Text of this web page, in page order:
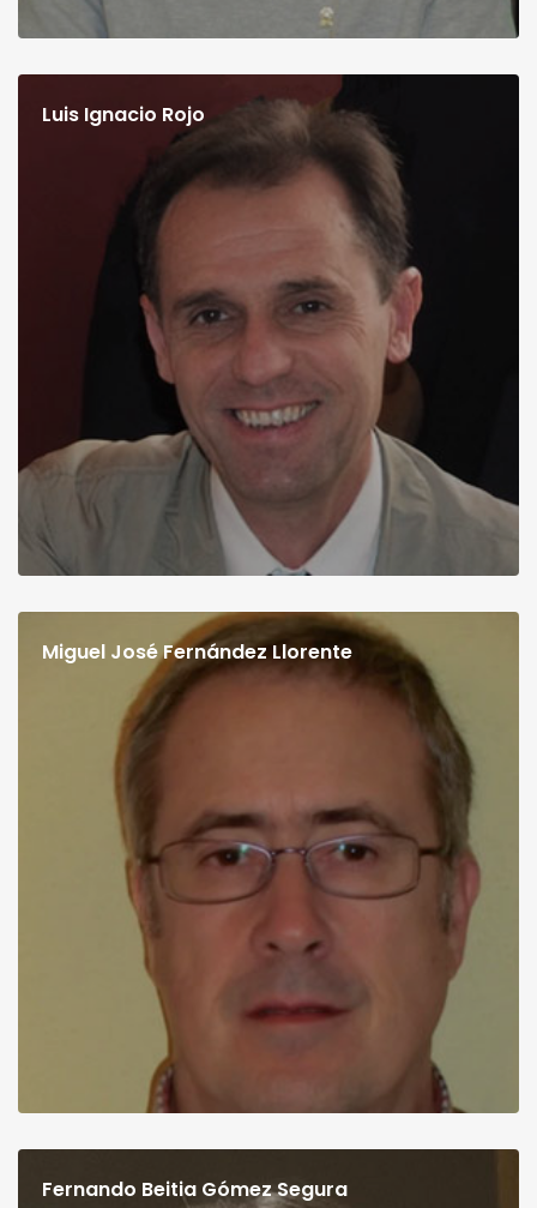
Luis Ignacio Rojo
Miguel José Fernández Llorente
Fernando Beitia Gómez Segura